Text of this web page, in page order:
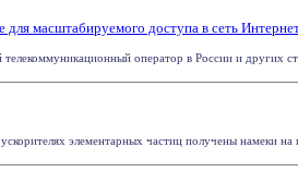
масштабируемого доступа в сеть
оператор в России и других
элементарных частиц получены намеки